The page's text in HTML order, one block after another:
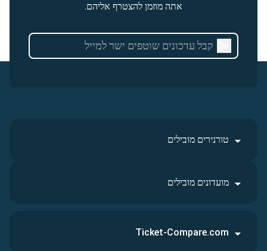
אתה מוזמן להצטרף אליהם.
טורנירים מובילים
מועדונים מובילים
Ticket-Compare.com